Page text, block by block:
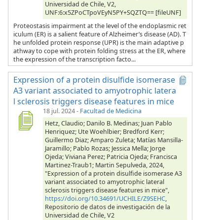
Universidad de Chile, V2,
UNF:6:x5ZPoCTpoVEyN5PY+SQZTQ== [fileUNF]
Proteostasis impairment at the level of the endoplasmic ret
iculum (ER) is a salient feature of Alzheimer’s disease (AD). T
he unfolded protein response (UPR) is the main adaptive p
athway to cope with protein folding stress at the ER, where
the expression of the transcription facto...
Expression of a protein disulfide isomerase
A3 variant associated to amyotrophic latera
l sclerosis triggers disease features in mice
18 jul. 2024- Facultad de Medicina
Hetz, Claudio; Danilo B. Medinas; Juan Pablo
Henriquez; Ute Woehlbier; Bredford Kerr;
Guillermo Diaz; Amparo Zuleta; Matías Mansilla-
Jaramillo; Pablo Rozas; Jessica Mella; Jorge
Ojeda; Viviana Perez; Patricia Ojeda; Francisca
Martinez-Traub1; Martin Sepulveda, 2024,
"Expression of a protein disulfide isomerase A3
variant associated to amyotrophic lateral
sclerosis triggers disease features in mice",
https://doi.org/10.34691/UCHILE/Z9SEHC,
Repositorio de datos de investigación de la
Universidad de Chile, V2